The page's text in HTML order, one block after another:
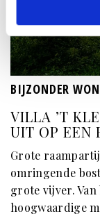
BIJZONDER
VILLA ’T
UIT OP EEN
Grote
omringende
grote vijver.
hoogwaardige